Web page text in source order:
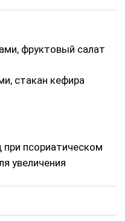
фруктовый салат
стакан кефира
псориатическом
увеличения